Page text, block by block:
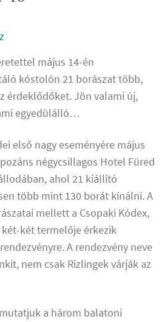
május 14-én
kóstolón 21 borászat több,
érdeklődőket. Jön valami új,
egyedülálló…
első nagy eseményére május
négycsillagos Hotel Füred
ahol 21 kiállító
több mint 130 borát kínálni. A
mellett a Csopaki Kódex,
két termelője érkezik
A rendezvény neve
nem csak Rizlingek várják az
a három balatoni